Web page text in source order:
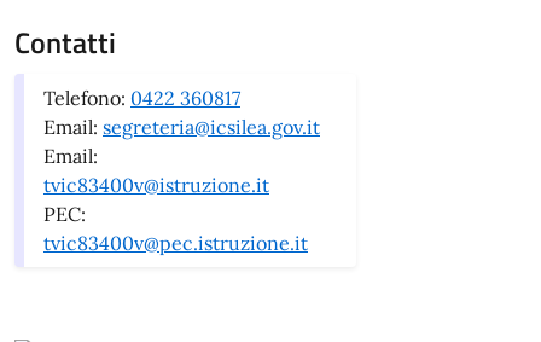
Contatti
Telefono: 0422 360817
Email: segreteria@icsilea.gov.it
Email:
tvic83400v@istruzione.it
PEC:
tvic83400v@pec.istruzione.it